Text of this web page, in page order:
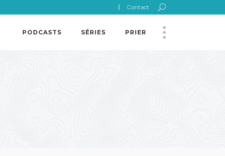
Contact
PODCASTS SÉRIES PRIER